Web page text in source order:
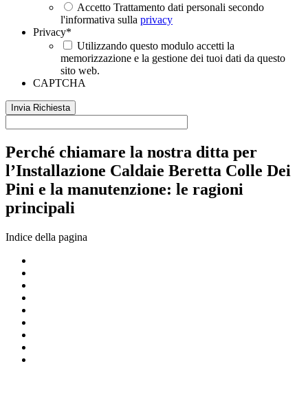
Accetto Trattamento dati personali secondo
l'informativa sulla privacy
Privacy*
Utilizzando questo modulo accetti la
memorizzazione e la gestione dei tuoi dati da questo
sito web.
CAPTCHA
Perché chiamare la nostra ditta per
l’Installazione Caldaie Beretta Colle Dei
Pini e la manutenzione: le ragioni
principali
Indice della pagina